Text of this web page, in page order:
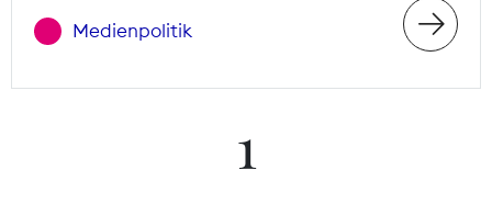
Medienpolitik
1